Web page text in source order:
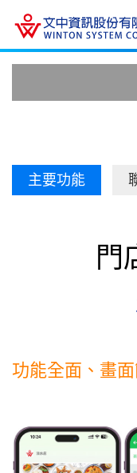
主要功能
門
功能全面、畫